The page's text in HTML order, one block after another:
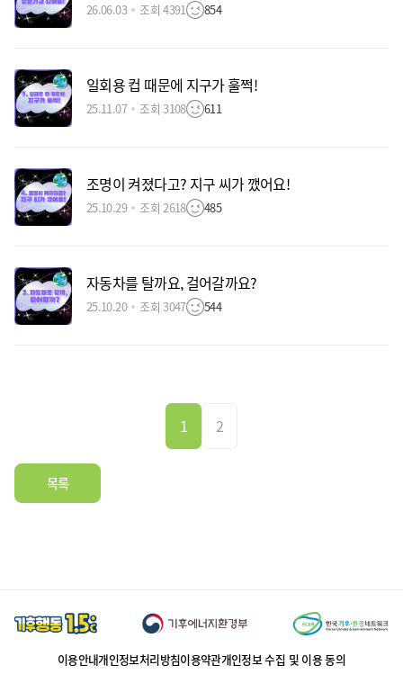
26.06.03 조회 4391 854
일회용 컵 때문에 지구가 훌쩍!
25.11.07 조회 3108 611
조명이 켜졌다고? 지구 씨가 깼어요!
25.10.29 조회 2618 485
자동차를 탈까요, 걸어갈까요?
25.10.20 조회 3047 544
1 2
목록
이용안내개인정보처리방침이용약관개인정보 수집 및 이용 동의